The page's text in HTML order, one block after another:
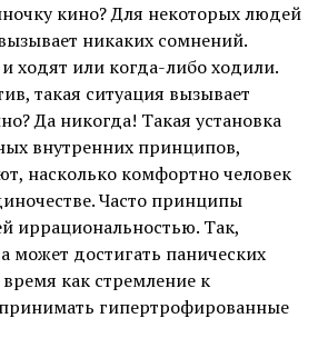
кино? Для некоторых людей
никаких сомнений.
ходят или когда-либо ходили.
такая ситуация вызывает
Да никогда! Такая установка
внутренних принципов,
насколько комфортно человек
Часто принципы
иррациональностью. Так,
может достигать панических
как стремление к
гипертрофированные